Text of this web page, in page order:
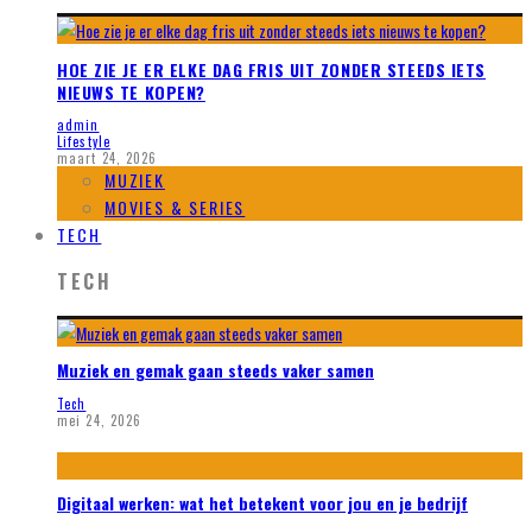
HOE ZIE JE ER ELKE DAG FRIS UIT ZONDER STEEDS IETS
NIEUWS TE KOPEN?
admin
Lifestyle
maart 24, 2026
MUZIEK
MOVIES & SERIES
TECH
TECH
Muziek en gemak gaan steeds vaker samen
Tech
mei 24, 2026
Digitaal werken: wat het betekent voor jou en je bedrijf